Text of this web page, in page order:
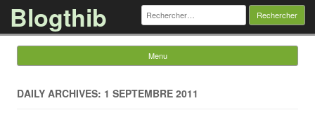
Blogthib Rechercher :
Menu
DAILY ARCHIVES: 1 SEPTEMBRE 2011